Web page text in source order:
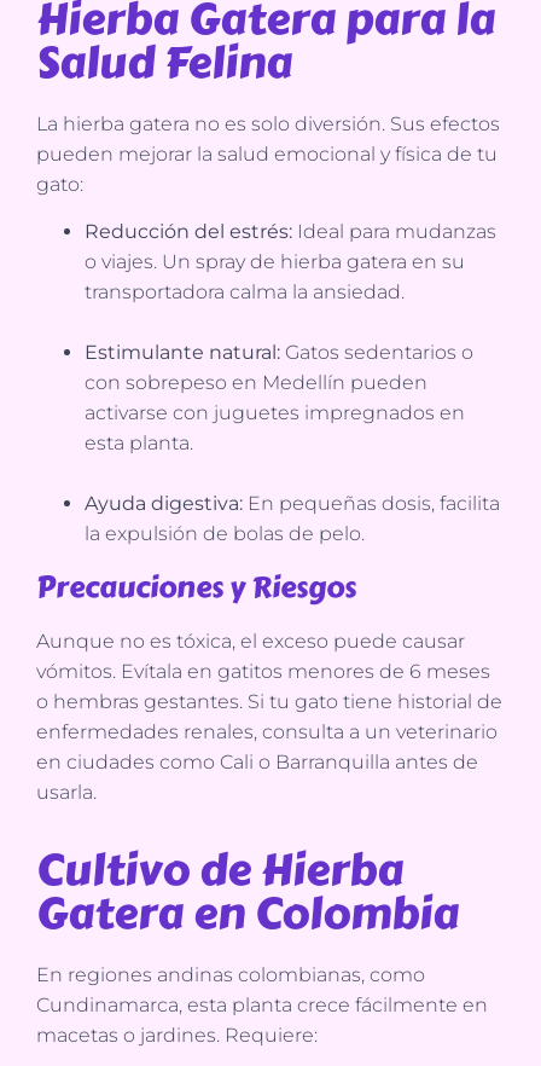
Hierba Gatera para la
Salud Felina
La hierba gatera no es solo diversión. Sus efectos
pueden mejorar la salud emocional y física de tu
gato:
Reducción del estrés: Ideal para mudanzas
o viajes. Un spray de hierba gatera en su
transportadora calma la ansiedad.
Estimulante natural: Gatos sedentarios o
con sobrepeso en Medellín pueden
activarse con juguetes impregnados en
esta planta.
Ayuda digestiva: En pequeñas dosis, facilita
la expulsión de bolas de pelo.
Precauciones y Riesgos
Aunque no es tóxica, el exceso puede causar
vómitos. Evítala en gatitos menores de 6 meses
o hembras gestantes. Si tu gato tiene historial de
enfermedades renales, consulta a un veterinario
en ciudades como Cali o Barranquilla antes de
usarla.
Cultivo de Hierba
Gatera en Colombia
En regiones andinas colombianas, como
Cundinamarca, esta planta crece fácilmente en
macetas o jardines. Requiere: